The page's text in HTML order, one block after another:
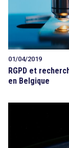
01/04/2019
RGPD et
en Belgique